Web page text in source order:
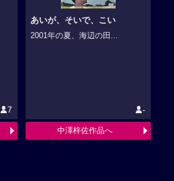
7
あいが、そいで、こい
2001年の夏、海辺の田...
-
中澤梓佐作品へ